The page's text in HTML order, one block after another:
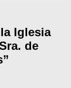
Iglesia
de